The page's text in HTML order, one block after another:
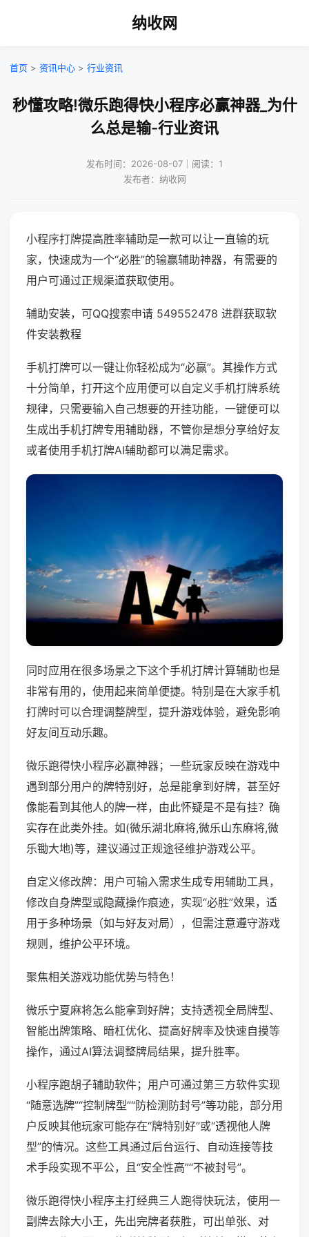
纳收网
首页 > 资讯中心 > 行业资讯
秒懂攻略!微乐跑得快小程序必赢神器_为什
么总是输-行业资讯
发布时间：2026-08-07｜阅读：1
发布者：纳收网
小程序打牌提高胜率辅助是一款可以让一直输的玩
家，快速成为一个“必胜”的输赢辅助神器，有需要的
用户可通过正规渠道获取使用。
辅助安装，可QQ搜索申请 549552478 进群获取软
件安装教程
手机打牌可以一键让你轻松成为“必赢”。其操作方式
十分简单，打开这个应用便可以自定义手机打牌系统
规律，只需要输入自己想要的开挂功能，一键便可以
生成出手机打牌专用辅助器，不管你是想分享给好友
或者使用手机打牌AI辅助都可以满足需求。
同时应用在很多场景之下这个手机打牌计算辅助也是
非常有用的，使用起来简单便捷。特别是在大家手机
打牌时可以合理调整牌型，提升游戏体验，避免影响
好友间互动乐趣。
微乐跑得快小程序必赢神器；一些玩家反映在游戏中
遇到部分用户的牌特别好，总是能拿到好牌，甚至好
像能看到其他人的牌一样，由此怀疑是不是有挂？确
实存在此类外挂。如(微乐湖北麻将,微乐山东麻将,微
乐锄大地)等，建议通过正规途径维护游戏公平。
自定义修改牌：用户可输入需求生成专用辅助工具，
修改自身牌型或隐藏操作痕迹，实现“必胜”效果，适
用于多种场景（如与好友对局），但需注意遵守游戏
规则，维护公平环境。
聚焦相关游戏功能优势与特色！
微乐宁夏麻将怎么能拿到好牌；支持透视全局牌型、
智能出牌策略、暗杠优化、提高好牌率及快速自摸等
操作，通过AI算法调整牌局结果，提升胜率。
小程序跑胡子辅助软件；用户可通过第三方软件实现
“随意选牌”“控制牌型”“防检测防封号”等功能，部分用
户反映其他玩家可能存在“牌特别好”或“透视他人牌
型”的情况。这些工具通过后台运行、自动连接等技
术手段实现不平公，且“安全性高”“不被封号”。
微乐跑得快小程序主打经典三人跑得快玩法，使用一
副牌去除大小王，先出完牌者获胜，可出单张、对